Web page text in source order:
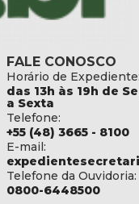
FALE CONOSCO
Horário de Expediente:
das 13h às 19h de
a Sexta
Telefone:
+55 (48) 3665 - 8100
E-mail:
Telefone da Ouvidoria:
0800-6448500